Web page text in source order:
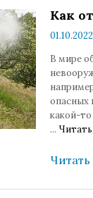
Как
В мире
опасных
какой-
...